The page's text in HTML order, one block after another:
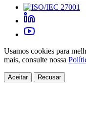
Usamos cookies para
mais, consulte nossa
Aceitar Recusar